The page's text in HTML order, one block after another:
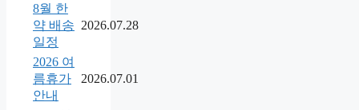
8월 한
약 배송
일정
2026.07.28
2026 여
름휴가
안내
2026.07.01